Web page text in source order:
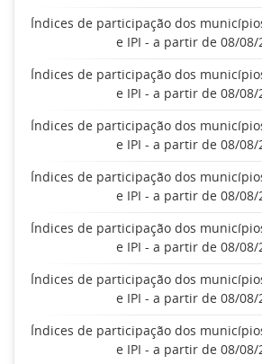
Índices de participação dos
e IPI - a partir de 08/08/
Índices de participação dos
e IPI - a partir de 08/08/
Índices de participação dos
e IPI - a partir de 08/08/
Índices de participação dos
e IPI - a partir de 08/08/
Índices de participação dos
e IPI - a partir de 08/08/
Índices de participação dos
e IPI - a partir de 08/08/
Índices de participação dos
e IPI - a partir de 08/08/